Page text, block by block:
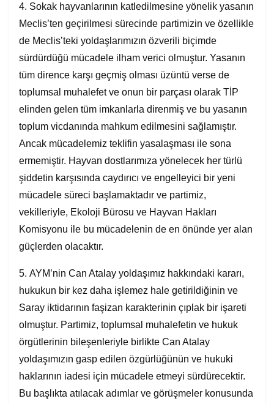
4. Sokak hayvanlarının katledilmesine yönelik yasanın
Meclis’ten geçirilmesi sürecinde partimizin ve özellikle
de Meclis’teki yoldaşlarımızın özverili biçimde
sürdürdüğü mücadele ilham verici olmuştur. Yasanın
tüm dirence karşı geçmiş olması üzüntü verse de
toplumsal muhalefet ve onun bir parçası olarak TİP
elinden gelen tüm imkanlarla direnmiş ve bu yasanın
toplum vicdanında mahkum edilmesini sağlamıştır.
Ancak mücadelemiz teklifin yasalaşması ile sona
ermemiştir. Hayvan dostlarımıza yönelecek her türlü
şiddetin karşısında caydırıcı ve engelleyici bir yeni
mücadele süreci başlamaktadır ve partimiz,
vekilleriyle, Ekoloji Bürosu ve Hayvan Hakları
Komisyonu ile bu mücadelenin de en önünde yer alan
güçlerden olacaktır.
5. AYM’nin Can Atalay yoldaşımız hakkındaki kararı,
hukukun bir kez daha işlemez hale getirildiğinin ve
Saray iktidarının faşizan karakterinin çıplak bir işareti
olmuştur. Partimiz, toplumsal muhalefetin ve hukuk
örgütlerinin bileşenleriyle birlikte Can Atalay
yoldaşımızın gasp edilen özgürlüğünün ve hukuki
haklarının iadesi için mücadele etmeyi sürdürecektir.
Bu başlıkta atılacak adımlar ve görüşmeler konusunda